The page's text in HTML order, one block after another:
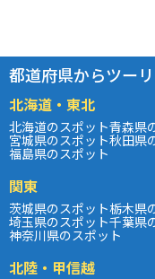
都道府県からツー
北海道・東北
北海道のスポット青森県
宮城県のスポット秋田県
福島県のスポット
関東
茨城県のスポット栃木県
埼玉県のスポット千葉県
神奈川県のスポット
北陸・甲信越